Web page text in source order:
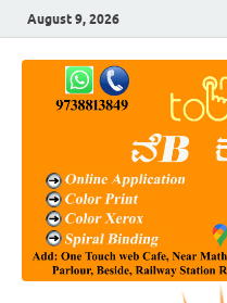
August 9, 2026